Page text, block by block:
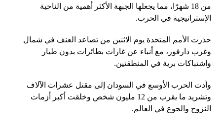
من 18 شهرًا، مما يجعلها الجبهة الأكثر أهمية من الناحية
الإستراتيجية في الحرب.
حذرت الأمم المتحدة يوم الاثنين من تصاعد العنف في شمال
وغرب دارفور، مع أنباء عن غارات بطائرات بدون طيار
واشتباكات برية في المنطقتين.
وأدت الحرب الأوسع في السودان إلى مقتل عشرات الآلاف
وتشريد ما يقرب من 12 مليون شخص وخلقت أكبر أزمات
النزوح والجوع في العالم.